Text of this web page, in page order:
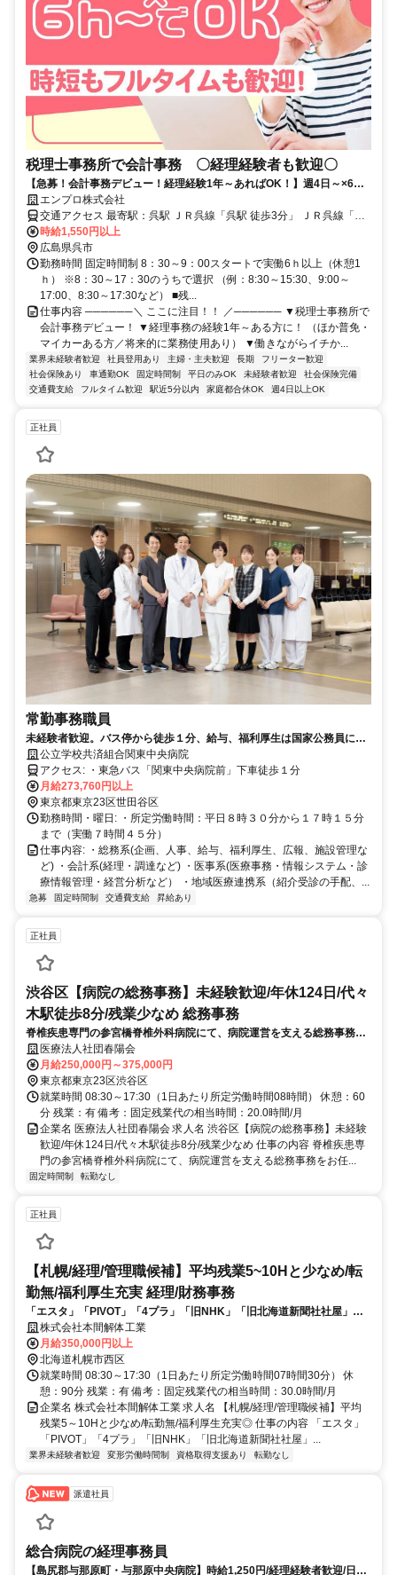
税理士事務所で会計事務 〇経理経験者も歓迎〇
【急募！会計事務デビュー！経理経験1年～あればOK！】週4日～×6ｈ
～／もちろん会計経験者は大歓迎！社員登用も！＠呉駅そば・要車通勤
エンプロ株式会社
交通アクセス 最寄駅：呉駅 ＪＲ呉線「呉駅 徒歩3分」 ＪＲ呉線「新
広駅 車18分」 ＪＲ呉線「坂駅 車21分」 所在地：広島県呉市中央 ※
要車通勤（P無料）
時給1,550円以上
広島県呉市
勤務時間 固定時間制 8：30～9：00スタートで実働6ｈ以上（休憩1
ｈ） ※8：30～17：30のうちで選択 （例：8:30～15:30、9:00～
17:00、8:30～17:30など） ■残...
仕事内容 ──────＼ ここに注目！！ ／────── ▼税理士事務所で
会計事務デビュー！ ▼経理事務の経験1年～ある方に！ （ほか普免・
マイカーある方／将来的に業務使用あり） ▼働きながらイチか...
業界未経験者歓迎 社員登用あり 主婦・主夫歓迎 長期
フリーター歓迎
社会保険あり
車通勤OK 固定時間制 平日のみOK 未経験者歓迎
社会保険完備
交通費支給
フルタイム歓迎 駅近5分以内 家庭都合休OK 週4日以上OK
正社員
常勤事務職員
未経験者歓迎。バス停から徒歩１分、給与、福利厚生は国家公務員に準
じます。
公立学校共済組合関東中央病院
アクセス: ・東急バス「関東中央病院前」下車徒歩１分
月給273,760円以上
東京都東京23区世田谷区
勤務時間・曜日: ・所定労働時間：平日８時３０分から１７時１５分
まで（実働７時間４５分）
仕事内容: ・総務系(企画、人事、給与、福利厚生、広報、施設管理な
ど) ・会計系(経理・調達など) ・医事系(医療事務・情報システム・診
療情報管理・経営分析など） ・地域医療連携系（紹介受診の手配、...
急募 固定時間制 交通費支給 昇給あり
正社員
渋谷区【病院の総務事務】未経験歓迎/年休124日/代々
木駅徒歩8分/残業少なめ 総務事務
脊椎疾患専門の参宮橋脊椎外科病院にて、病院運営を支える総務事務を
お任せします。まずは簡単な事務作業からスタートし、将来的には行政
対応や経営管理資料の作成など、幅広くキャリアを広げることが可能で
す。
医療法人社団春陽会
月給250,000円～375,000円
東京都東京23区渋谷区
就業時間 08:30～17:30（1日あたり所定労働時間08時間） 休憩：60
分 残業：有 備考：固定残業代の相当時間：20.0時間/月
企業名 医療法人社団春陽会 求人名 渋谷区【病院の総務事務】未経験
歓迎/年休124日/代々木駅徒歩8分/残業少なめ 仕事の内容 脊椎疾患専
門の参宮橋脊椎外科病院にて、病院運営を支える総務事務をお任...
固定時間制 転勤なし
正社員
【札幌/経理/管理職候補】平均残業5~10Hと少なめ/転
勤無/福利厚生充実 経理/財務事務
「エスタ」「PIVOT」「4プラ」「旧NHK」「旧北海道新聞社社屋」
「旧北海道銀行社屋」などを手掛ける道内トップの解体工事会社で、経
理業務を募集しております。
株式会社本間解体工業
月給350,000円以上
北海道札幌市西区
就業時間 08:30～17:30（1日あたり所定労働時間07時間30分） 休
憩：90分 残業：有 備考：固定残業代の相当時間：30.0時間/月
企業名 株式会社本間解体工業 求人名 【札幌/経理/管理職候補】平均
残業5～10Hと少なめ/転勤無/福利厚生充実◎ 仕事の内容 「エスタ」
「PIVOT」「4プラ」「旧NHK」「旧北海道新聞社社屋」...
業界未経験者歓迎 変形労働時間制 資格取得支援あり 転勤なし
派遣社員
総合病院の経理事務員
【島尻郡与那原町・与那原中央病院】時給1,250円/経理経験者歓迎/日祝